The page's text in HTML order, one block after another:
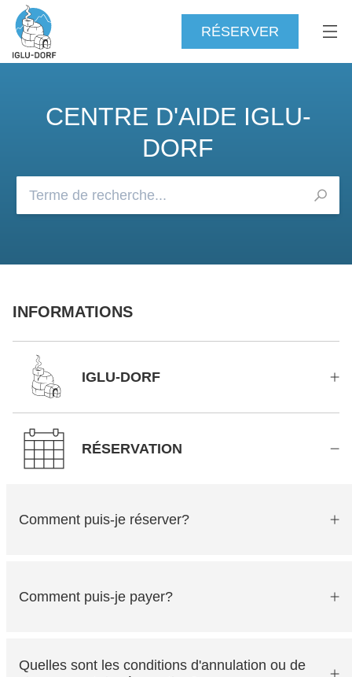
RÉSERVER
CENTRE D'AIDE IGLU-
DORF
INFORMATIONS
IGLU-DORF
RÉSERVATION
Comment puis-je réserver?
Comment puis-je payer?
Quelles sont les conditions d'annulation ou de